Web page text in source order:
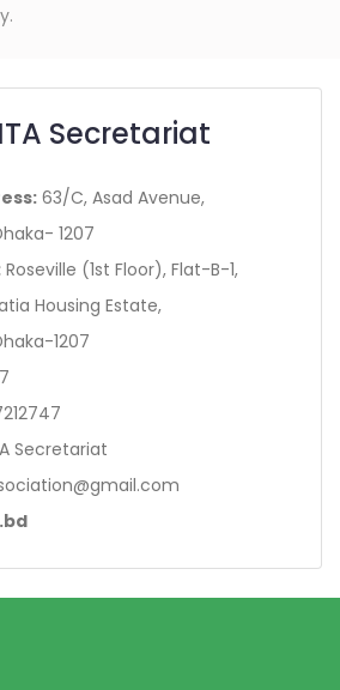
Secretariat
63/C, Asad Avenue,
1207
Roseville (1st Floor), Flat-B-1,
Housing Estate,
1207
Secretariat